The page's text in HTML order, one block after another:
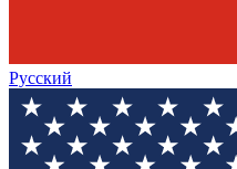
Русский